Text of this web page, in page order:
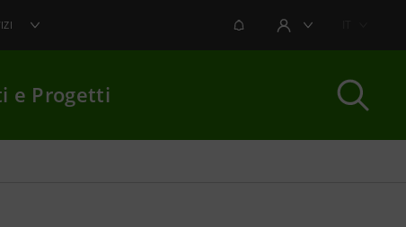
NOTIFICHEAREA UTENTE
e Progetti